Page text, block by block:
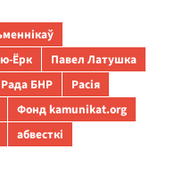
Ёрк
Павел Латушка
Рада БНР
Расія
Фонд kamunikat.org
абвесткі